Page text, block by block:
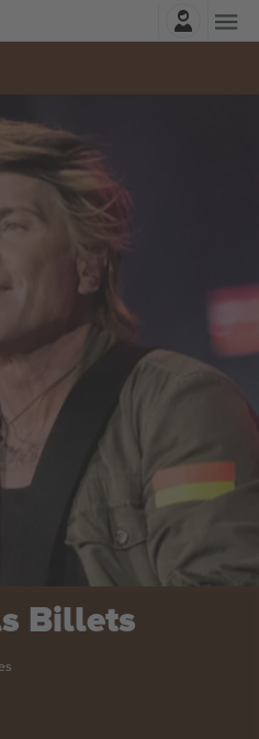
Billets